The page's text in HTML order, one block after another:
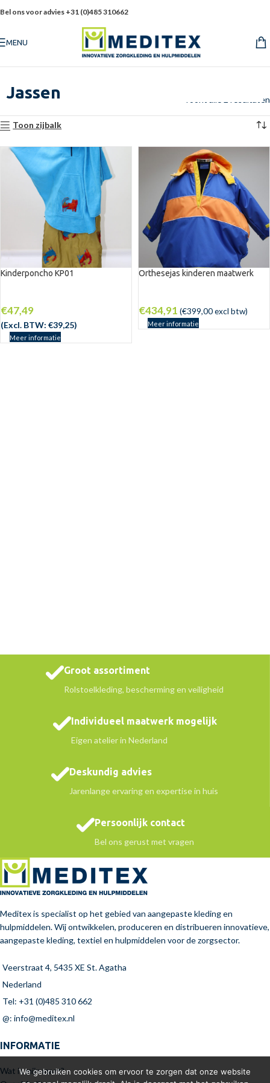
Bel ons voor advies +31 (0)485 310662
MENU
Jassen Toont alle 2 resultaten
Toon zijbalk
Kinderponcho KP01
€47,49
(Excl. BTW: €39,25)
Meer informatie
Orthesejas kinderen maatwerk
€434,91 (€399,00excl btw)
Meer informatie
Groot assortiment
Rolstoelkleding, bescherming en veiligheid
Individueel maatwerk mogelijk
Eigen atelier in Nederland
Deskundig advies
Jarenlange ervaring en expertise in huis
Persoonlijk contact
Bel ons gerust met vragen
Meditex is specialist op het gebied van aangepaste kleding en
hulpmiddelen. Wij ontwikkelen, produceren en distribueren innovatieve,
aangepaste kleding, textiel en hulpmiddelen voor de zorgsector.
Veerstraat 4, 5435 XE St. Agatha
Nederland
Tel: +31 (0)485 310 662
@: info@meditex.nl
INFORMATIE
Wat is mijn maat?
We gebruiken cookies om ervoor te zorgen dat onze website